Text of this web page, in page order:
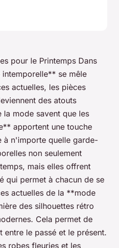
pour le Printemps Dans
se mêle
actuelles, les pièces
des atouts
la mode savent que les
apportent une touche
à n'importe quelle garde-
non seulement
mais elles offrent
qui permet à chacun de se
actuelles de la **mode
des silhouettes rétro
Cela permet de
le passé et le présent.
robes fleuries et les